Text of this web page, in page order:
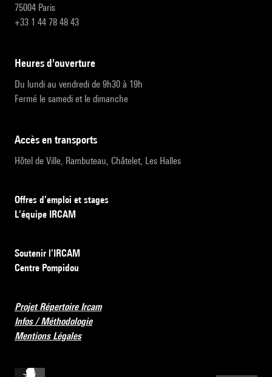
75004 Paris
+33 1 44 78 48 43
heures d'ouverture
Du lundi au vendredi de 9h30 à 19h
Fermé le samedi et le dimanche
accès en transports
Hôtel de Ville, Rambuteau, Châtelet, Les Halles
Offres d’emploi et stages
L’équipe IRCAM
Soutenir l’IRCAM
Centre Pompidou
Projet Répertoire Ircam
Infos / Méthodologie
Mentions Légales